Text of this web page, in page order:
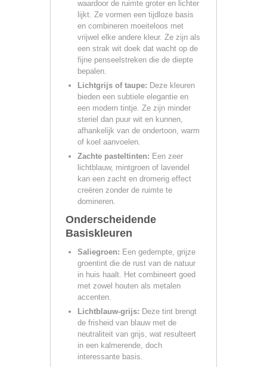
waardoor de ruimte groter en lichter
lijkt. Ze vormen een tijdloze basis
en combineren moeiteloos met
vrijwel elke andere kleur. Ze zijn als
een strak wit doek dat wacht op de
fijne penseelstreken die de diepte
bepalen.
Lichtgrijs of taupe: Deze kleuren
bieden een subtiele elegantie en
een modern tintje. Ze zijn minder
steriel dan puur wit en kunnen,
afhankelijk van de ondertoon, warm
of koel aanvoelen.
Zachte pasteltinten: Een zeer
lichtblauw, mintgroen of lavendel
kan een zacht en dromerig effect
creëren zonder de ruimte te
domineren.
Onderscheidende
Basiskleuren
Saliegroen: Een gedempte, grijze
groentint die de rust van de natuur
in huis haalt. Het combineert goed
met zowel houten als metalen
accenten.
Lichtblauw-grijs: Deze tint brengt
de frisheid van blauw met de
neutraliteit van grijs, wat resulteert
in een kalmerende, doch
interessante basis.